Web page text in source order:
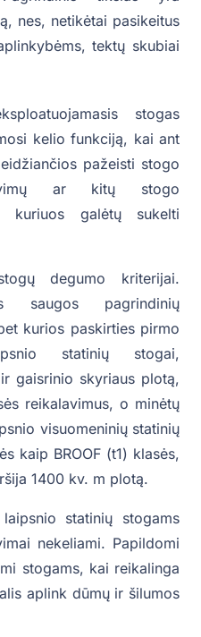
nes, netikėtai pasikeitus
tektų skubiai
stogas
kelio funkciją, kai ant
pažeisti stogo
ar kitų stogo
kuriuos galėtų sukelti
degumo kriterijai.
saugos pagrindinių
kurios paskirties pirmo
statinių stogai,
gaisrinio skyriaus plotą,
reikalavimus, o minėtų
visuomeninių statinių
kaip BROOF (t1) klasės,
1400 kv. m plotą.
statinių stogams
nekeliami. Papildomi
stogams, kai reikalinga
aplink dūmų ir šilumos